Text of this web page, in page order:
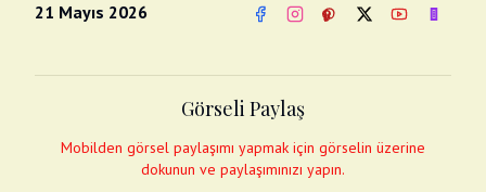
Abdest Videoları
Fotograflar
21 Mayıs 2026
FacebookInstagram
PinterestTwitterYouTube
Görseli Paylaş
Mobilden görsel paylaşımı yapmak için görselin üzerine
dokunun ve paylaşımınızı yapın.